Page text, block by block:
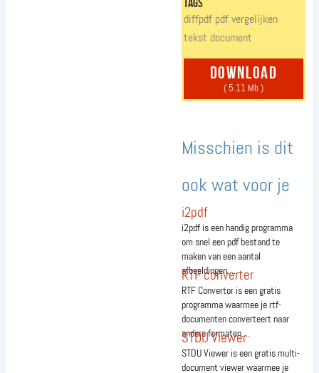
tags
diffpdf pdf vergelijken
tekst document
download
( 5.11 Mb )
Misschien is dit
ook wat voor je
i2pdf
i2pdf is een handig programma
om snel een pdf bestand te
maken van een aantal
afbeeldingen....
RTF converter
RTF Convertor is een gratis
programma waarmee je rtf-
documenten converteert naar
andere formaten....
STDU Viewer
STDU Viewer is een gratis multi-
document viewer waarmee je